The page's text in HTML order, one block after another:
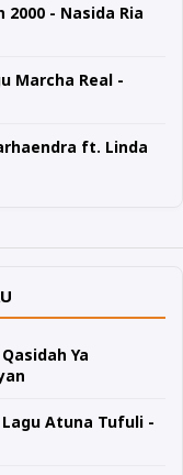
- Nasida Ria
Marcha Real -
ft. Linda
Ya
Atuna Tufuli -